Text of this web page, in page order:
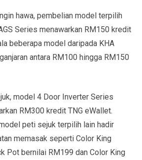
hawa, pembelian model terpilih
Series menawarkan RM150 kredit
beberapa model daripada KHA
antara RM100 hingga RM150
model 4 Door Inverter Series
RM300 kredit TNG eWallet.
peti sejuk terpilih lain hadir
memasak seperti Color King
Pot bernilai RM199 dan Color King